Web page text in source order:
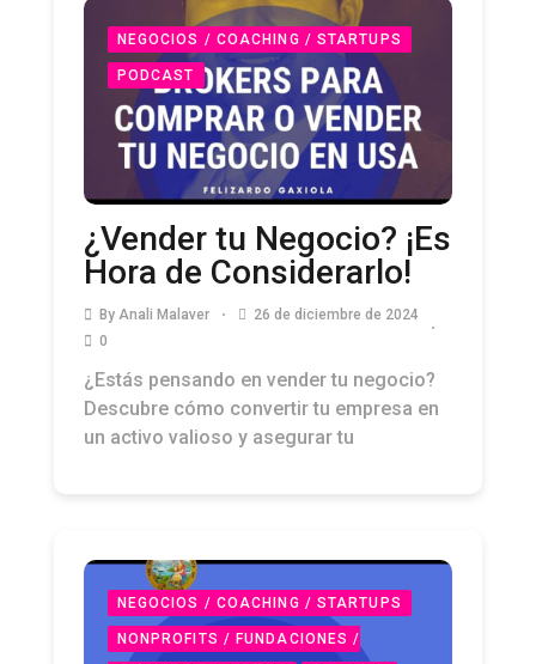
NEGOCIOS / COACHING / STARTUPS
PODCAST
¿Vender tu Negocio? ¡Es
Hora de Considerarlo!
By Anali Malaver
26 de diciembre de 2024
0
¿Estás pensando en vender tu negocio?
Descubre cómo convertir tu empresa en
un activo valioso y asegurar tu
NEGOCIOS / COACHING / STARTUPS
NONPROFITS / FUNDACIONES /